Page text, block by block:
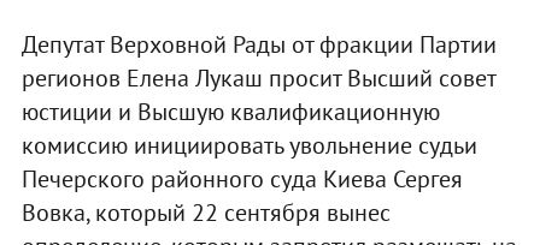
Депутат Верховной Рады от фракции Партии
регионов Елена Лукаш просит Высший совет
юстиции и Высшую квалификационную
комиссию инициировать увольнение судьи
Печерского районного суда Киева Сергея
Вовка, который 22 сентября вынес